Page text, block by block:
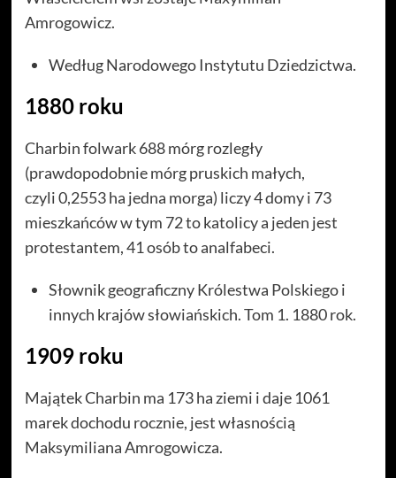
Amrogowicz.
Według Narodowego Instytutu Dziedzictwa.
1880 roku
Charbin folwark 688 mórg rozległy
(prawdopodobnie mórg pruskich małych,
czyli0,2553 ha jedna morga) liczy 4 domy i 73
mieszkańców w tym 72 to katolicy a jeden jest
protestantem, 41 osób to analfabeci.
Słownik geograficzny Królestwa Polskiego i
innych krajów słowiańskich. Tom 1. 1880 rok.
1909 roku
Majątek Charbin ma 173 ha ziemi i daje 1061
marek dochodu rocznie, jest własnością
Maksymiliana Amrogowicza.